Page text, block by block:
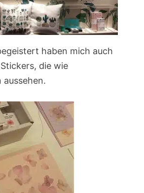
haben mich auch
die wie
aussehen.